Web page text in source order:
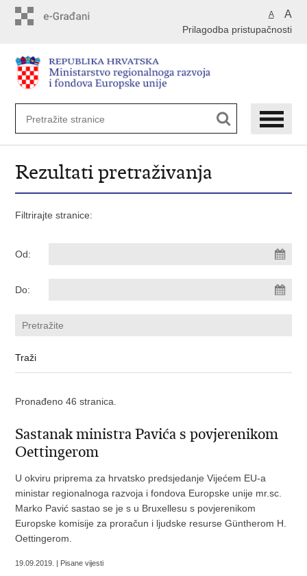
A A
Prilagodba pristupačnosti
Rezultati pretraživanja
Filtrirajte stranice:
Od:
Do:
Pronađeno 46 stranica.
Sastanak ministra Pavića s povjerenikom
Oettingerom
U okviru priprema za hrvatsko predsjedanje Vijećem EU-a
ministar regionalnoga razvoja i fondova Europske unije mr.sc.
Marko Pavić sastao se je s u Bruxellesu s povjerenikom
Europske komisije za proračun i ljudske resurse Güntherom H.
Oettingerom.
19.09.2019. | Pisane vijesti